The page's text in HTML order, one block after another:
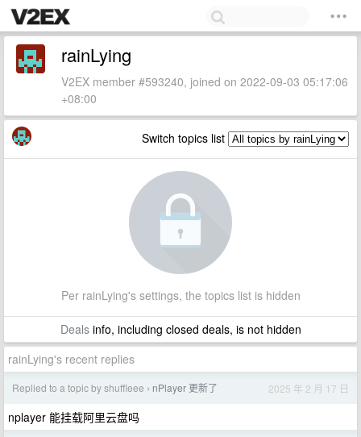
rainLying
V2EX member #593240, joined on 2022-09-03 05:17:06
+08:00
Switch topics list
Per rainLying's settings, the topics list is hidden
Dealsinfo, including closed deals, is not hidden
rainLying's recent replies
Replied to a topic by shuffleee › nPlayer 更新了 2025 年 2 月 17 日
nplayer 能挂载阿里云盘吗